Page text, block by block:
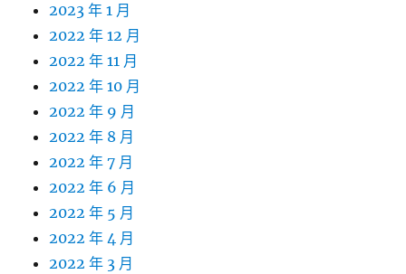
2023 年 1 月
2022 年 12 月
2022 年 11 月
2022 年 10 月
2022 年 9 月
2022 年 8 月
2022 年 7 月
2022 年 6 月
2022 年 5 月
2022 年 4 月
2022 年 3 月